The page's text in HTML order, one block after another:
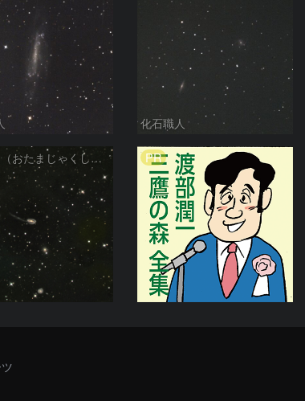
化石職人
Arp188 （おたまじゃくし銀河 りゅう座） PR